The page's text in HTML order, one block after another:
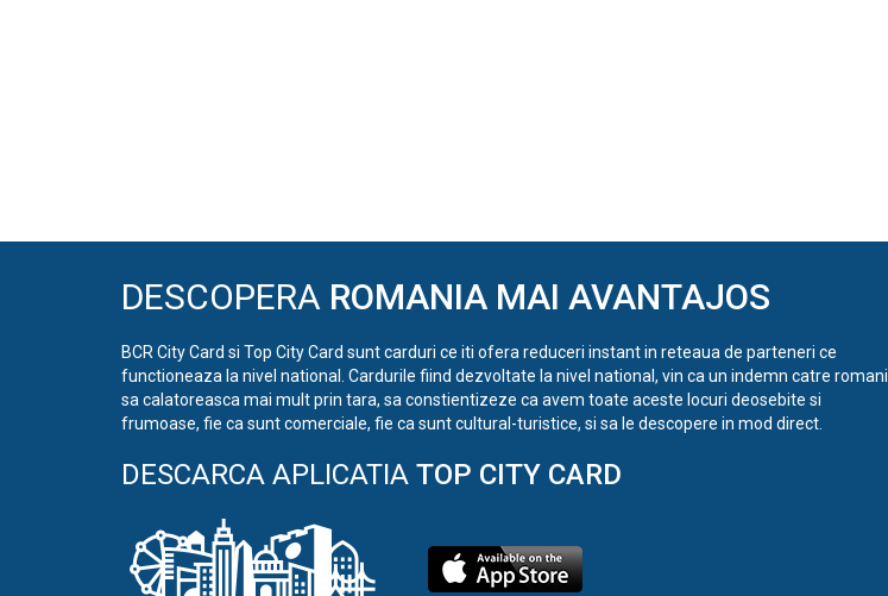
DESCOPERA ROMANIA MAI AVANTAJOS
BCR City Card si Top City Card sunt carduri ce iti ofera reduceri instant in reteaua de parteneri ce
functioneaza la nivel national. Cardurile fiind dezvoltate la nivel national, vin ca un indemn catre romani
sa calatoreasca mai mult prin tara, sa constientizeze ca avem toate aceste locuri deosebite si
frumoase, fie ca sunt comerciale, fie ca sunt cultural-turistice, si sa le descopere in mod direct.
DESCARCA APLICATIA TOP CITY CARD